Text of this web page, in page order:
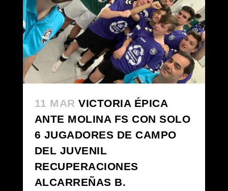
11 MAR VICTORIA ÉPICA
ANTE MOLINA FS CON SOLO
6 JUGADORES DE CAMPO
DEL JUVENIL
RECUPERACIONES
ALCARREÑAS B.